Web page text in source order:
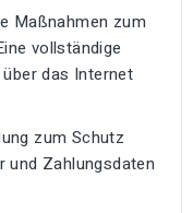
Maßnahmen zum
vollständige
das Internet
zum Schutz
Zahlungsdaten